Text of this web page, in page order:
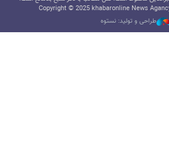
Copyright © 2025 khabaronline News
طراحی و تولید: نستوه